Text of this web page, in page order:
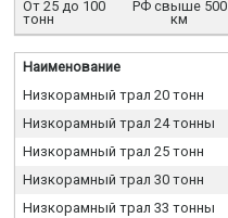
От 25 до 100
тонн
РФ свыше 500
км
Наименование
Низкорамный трал 20 тонн
Низкорамный трал 24 тонны
Низкорамный трал 25 тонн
Низкорамный трал 30 тонн
Низкорамный трал 33 тонны